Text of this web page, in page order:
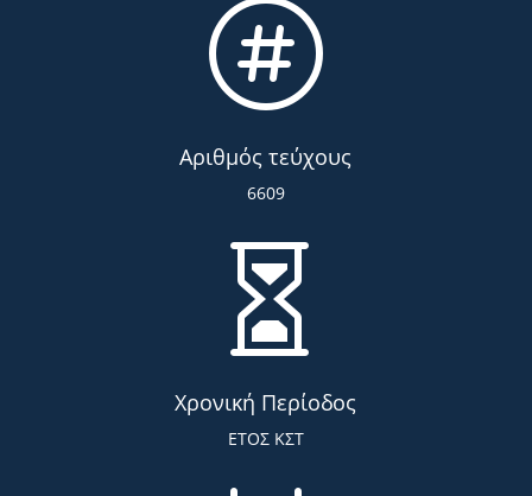

Αριθμός τεύχους
6609

Χρονική Περίοδος
ΕΤΟΣ ΚΣΤ